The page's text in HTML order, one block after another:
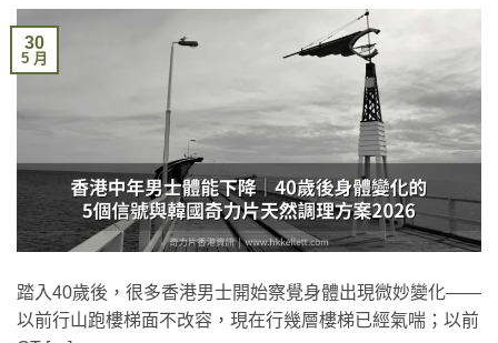
30
5 月
踏入40歲後，很多香港男士開始察覺身體出現微妙變化——
以前行山跑樓梯面不改容，現在行幾層樓梯已經氣喘；以前